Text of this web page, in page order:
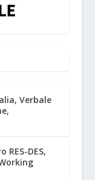
Verbale
RES-DES,